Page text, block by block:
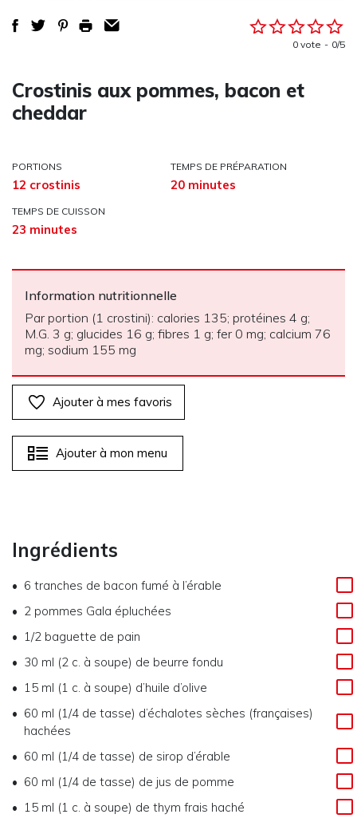
0 vote 0/5
Crostinis aux pommes, bacon et
cheddar
PORTIONS
12 crostinis
TEMPS DE PRÉPARATION
20 minutes
TEMPS DE CUISSON
23 minutes
Information nutritionnelle
Par portion (1 crostini): calories 135; protéines 4 g;
M.G. 3 g; glucides 16 g; fibres 1 g; fer 0 mg; calcium 76
mg; sodium 155 mg
Ajouter à mes favoris
Ajouter à mon menu
Ingrédients
6 tranches de bacon fumé à l’érable
2 pommes Gala épluchées
1/2 baguette de pain
30 ml (2 c. à soupe) de beurre fondu
15 ml (1 c. à soupe) d’huile d’olive
60 ml (1/4 de tasse) d’échalotes sèches (françaises)
hachées
60 ml (1/4 de tasse) de sirop d’érable
60 ml (1/4 de tasse) de jus de pomme
15 ml (1 c. à soupe) de thym frais haché